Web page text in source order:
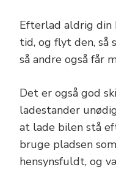
Efterlad aldrig
tid, og flyt den, så
så andre også får
Det er også god
ladestander
at lade bilen stå
bruge pladsen
hensynsfuldt, og